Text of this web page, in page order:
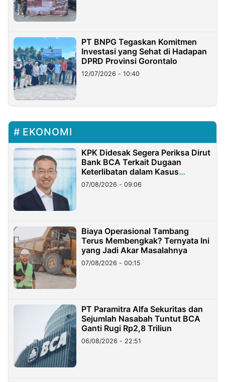
PT BNPG Tegaskan Komitmen
Investasi yang Sehat di Hadapan
DPRD Provinsi Gorontalo
12/07/2026 - 10:40
EKONOMI
KPK Didesak Segera Periksa Dirut
Bank BCA Terkait Dugaan
Keterlibatan dalam Kasus
Hilangnya Dana Nasabah Rp2,58
Miliar
07/08/2026 - 09:06
Biaya Operasional Tambang
Terus Membengkak? Ternyata Ini
yang Jadi Akar Masalahnya
07/08/2026 - 00:15
PT Paramitra Alfa Sekuritas dan
Sejumlah Nasabah Tuntut BCA
Ganti Rugi Rp2,8 Triliun
06/08/2026 - 22:51